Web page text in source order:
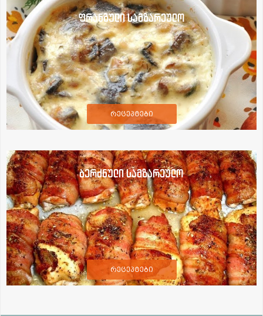
ფრანგული სამზარეულო
რეცეპტები
ბერძნული სამზარეულო
რეცეპტები